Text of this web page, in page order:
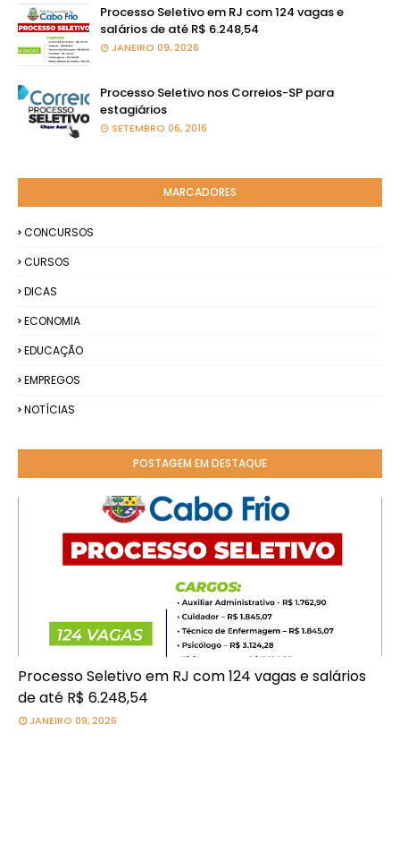
Processo Seletivo em RJ com 124 vagas e
salários de até R$ 6.248,54
JANEIRO 09, 2026
Processo Seletivo nos Correios-SP para
estagiários
SETEMBRO 06, 2016
MARCADORES
CONCURSOS
CURSOS
DICAS
ECONOMIA
EDUCAÇÃO
EMPREGOS
NOTÍCIAS
POSTAGEM EM DESTAQUE
Processo Seletivo em RJ com 124 vagas e salários
de até R$ 6.248,54
JANEIRO 09, 2026